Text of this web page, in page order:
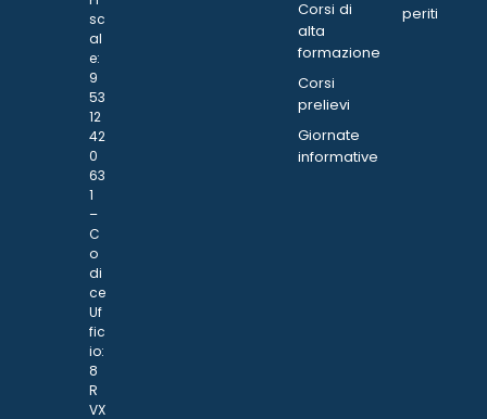
sc
al
e:
9
53
12
42
0
63
1
–
C
o
di
ce
Uf
fic
io:
8
R
VX
Corsi di
alta
formazione
Corsi
prelievi
Giornate
informative
periti